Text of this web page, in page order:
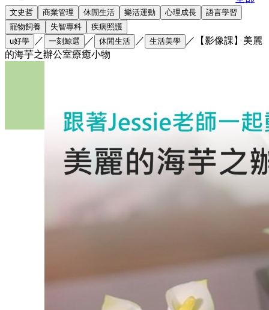
文史哲 商業管理 休閒生活 樂活運動 心理成長
語言學習
寵物飼養
失智專科
疾病照護
u好學
／ 一刻鯨選 ／ 休閒生活 ／ 生活美學 ／
【影像課】美麗
的海芋之辦公室療癒小物